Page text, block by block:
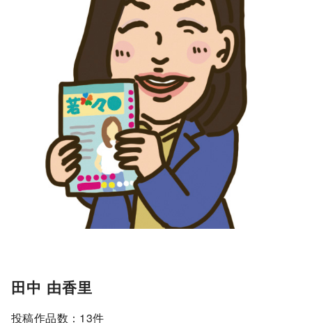
田中 由香里
投稿作品数：13件